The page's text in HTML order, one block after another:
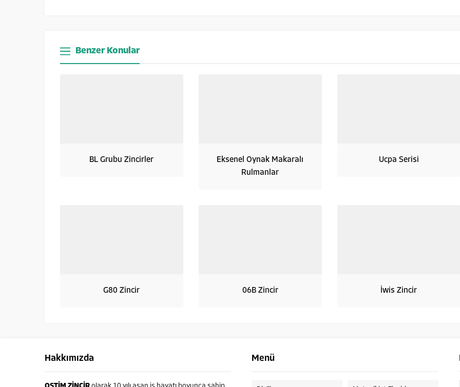
Benzer Konular
BL Grubu Zincirler
Eksenel Oynak Makaralı
Rulmanlar
Ucpa Serisi
G80 Zincir 06B Zincir İwis Zincir
Hakkımızda Menü